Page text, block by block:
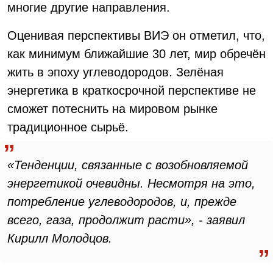
многие другие направления.
Оценивая перспективы ВИЭ он отметил, что,
как минимум ближайшие 30 лет, мир обречён
жить в эпоху углеводородов. Зелёная
энергетика в краткосрочной перспективе не
сможет потеснить на мировом рынке
традиционное сырьё.
«Тенденции, связанные с возобновляемой
энергетикой очевидны. Несмотря на это,
потребление углеводородов, и, прежде
всего, газа, продолжит расти», - заявил
Кирилл Молодцов.